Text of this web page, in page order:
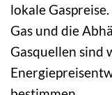
lokale
Gas und die
Gasquellen sind